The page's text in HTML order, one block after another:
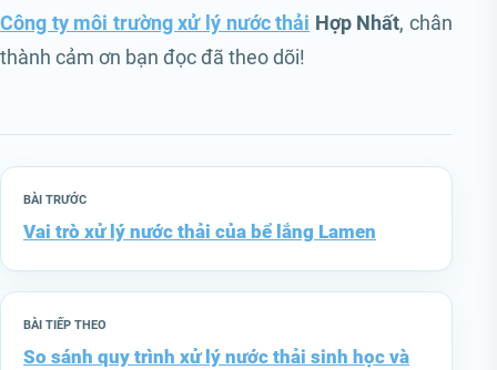
Công ty môi trường xử lý nước thải Hợp Nhất, chân
thành cảm ơn bạn đọc đã theo dõi!
BÀI TRƯỚC
Vai trò xử lý nước thải của bể lắng Lamen
BÀI TIẾP THEO
So sánh quy trình xử lý nước thải sinh học và